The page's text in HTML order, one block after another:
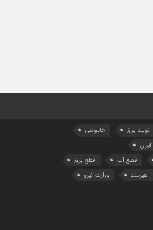
تولید برق
خاموشی
قطع آب
قطع برق
هیرمند
وزارت نیرو